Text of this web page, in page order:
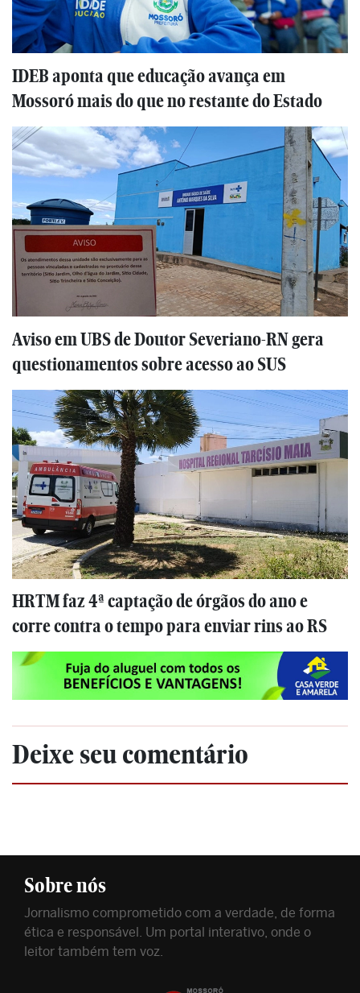
IDEB aponta que educação avança em
Mossoró mais do que no restante do Estado
Aviso em UBS de Doutor Severiano-RN gera
questionamentos sobre acesso ao SUS
HRTM faz 4ª captação de órgãos do ano e
corre contra o tempo para enviar rins ao RS
Deixe seu comentário
Sobre nós
Jornalismo comprometido com a verdade, de forma
ética e responsável. Um portal interativo, onde o
leitor também tem voz.